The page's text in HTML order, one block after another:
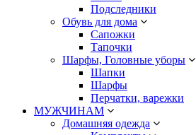
Подследники
Обувь для дома
Сапожки
Тапочки
Шарфы, Головные уборы
Шапки
Шарфы
Перчатки, варежки
МУЖЧИНАМ
Домашняя одежда